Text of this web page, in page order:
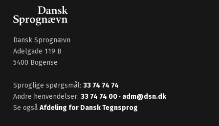
Dansk Sprognævn
Adelgade 119 B
5400 Bogense
Sproglige spørgsmål: 33 74 74 74
Andre henvendelser: 33 74 74 00 · adm@dsn.dk
Se også Afdeling for Dansk Tegnsprog